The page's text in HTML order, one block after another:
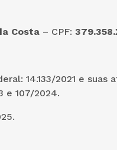
Costa– CPF:
14.133/2021 e
e 107/2024.